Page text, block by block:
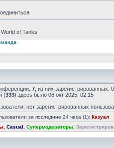
World of Tanks
7 , из них
(333) здесь было 06 окт 2025, 02:15
нет зарегистрированных
за последние 24 часа (1): Казуал
Casual Супермодераторы